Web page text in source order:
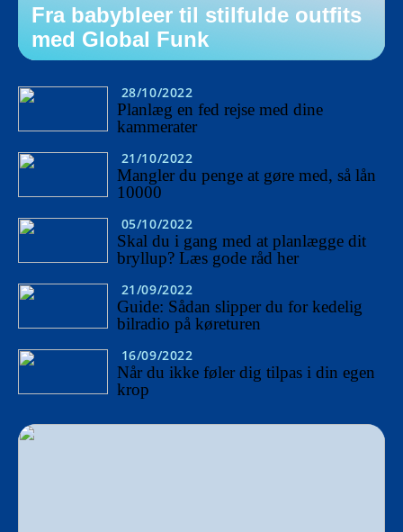
Fra babybleer til stilfulde outfits
med Global Funk
28/10/2022
Planlæg en fed rejse med dine
kammerater
21/10/2022
Mangler du penge at gøre med, så lån
10000
05/10/2022
Skal du i gang med at planlægge dit
bryllup? Læs gode råd her
21/09/2022
Guide: Sådan slipper du for kedelig
bilradio på køreturen
16/09/2022
Når du ikke føler dig tilpas i din egen
krop